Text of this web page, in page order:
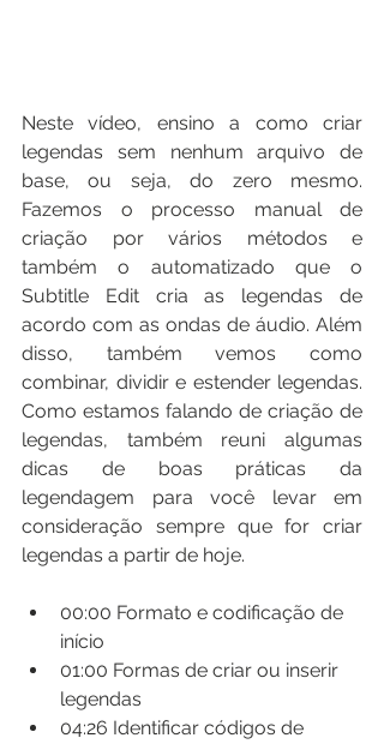
Neste vídeo, ensino a como criar
legendas sem nenhum arquivo de
base, ou seja, do zero mesmo.
Fazemos o processo manual de
criação por vários métodos e
também o automatizado que o
Subtitle Edit cria as legendas de
acordo com as ondas de áudio. Além
disso, também vemos como
combinar, dividir e estender legendas.
Como estamos falando de criação de
legendas, também reuni algumas
dicas de boas práticas da
legendagem para você levar em
consideração sempre que for criar
legendas a partir de hoje.
00:00​ Formato e codificação de
início
01:00​ Formas de criar ou inserir
legendas
04:26​ Identificar códigos de